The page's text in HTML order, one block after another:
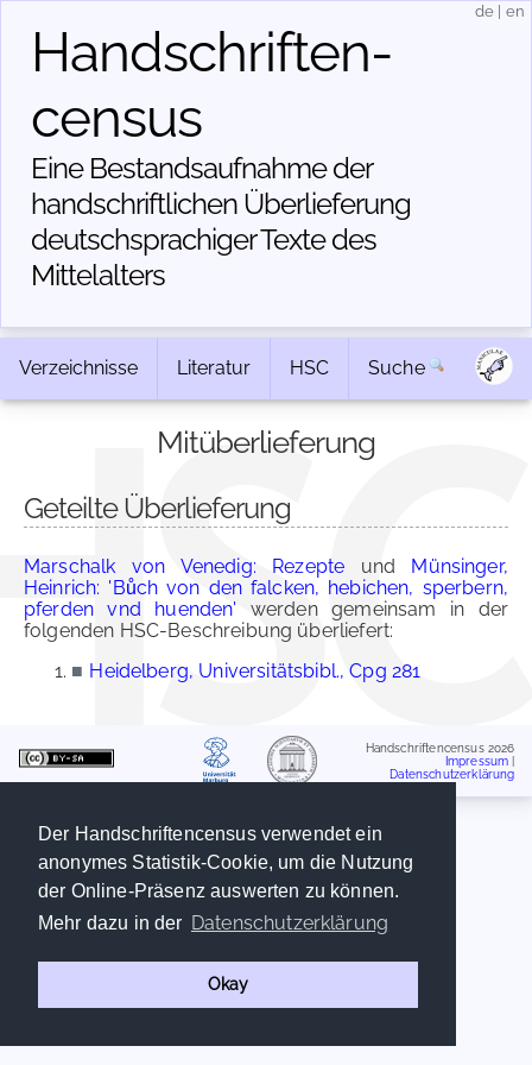
Der Handschriftencensus verwendet ein
anonymes Statistik-Cookie, um die Nutzung
der Online-Präsenz auswerten zu können.
Mehr dazu in der Datenschutzerklärung
Okay
Handschriften­
census
Eine Bestandsaufnahme der
handschriftlichen Über­lieferung
deutschsprachiger Texte des
Mittelalters
de en
Verzeichnisse Literatur HSC Suche
Mitüberlieferung
Geteilte Überlieferung
Marschalk von Venedig: Rezepte und Münsinger,
Heinrich: 'Bůch von den falcken, hebichen, sperbern,
pferden vnd huenden' werden gemeinsam in der
folgenden HSC-Beschreibung überliefert:
■ Heidelberg, Universitätsbibl., Cpg 281
Handschriftencensus 2026
Impressum
Datenschutzerklärung